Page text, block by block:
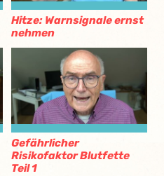
Hitze: Warnsignale ernst
nehmen
Gefährlicher
Risikofaktor Blutfette
Teil 1